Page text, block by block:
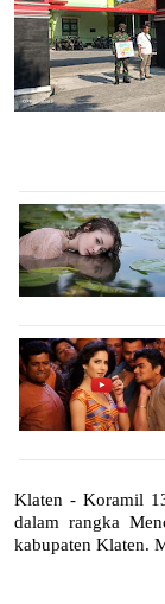
Klaten - Koramil
dalam rangka
kabupaten Klaten.